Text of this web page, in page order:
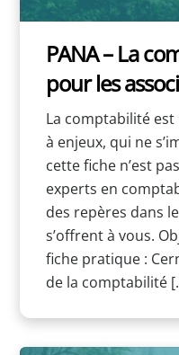
PANA – La
pour les
La comptabilité
à enjeux, qui ne
cette fiche n’est
experts en
des repères dans
s’offrent à vous.
fiche pratique :
de la comptabilité